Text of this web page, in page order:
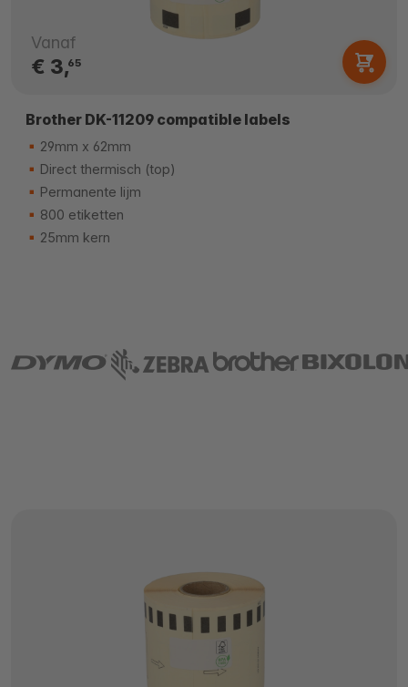
Vanaf
€ 3,65
Brother DK-11209 compatible labels
29mm x 62mm
Direct thermisch (top)
Permanente lijm
800 etiketten
25mm kern